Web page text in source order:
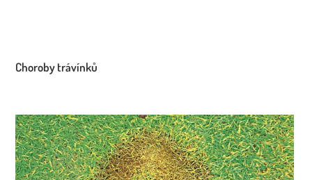
Choroby trávínků